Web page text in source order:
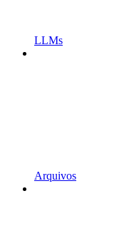
LLMs
Arquivos